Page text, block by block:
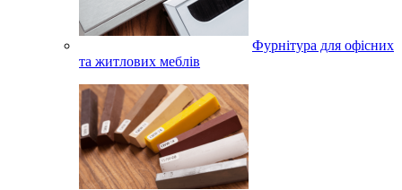
Фурнітура для офісних
та житлових меблів